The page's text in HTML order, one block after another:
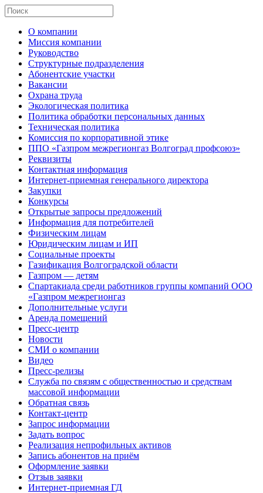
О компании
Миссия компании
Руководство
Структурные подразделения
Абонентские участки
Вакансии
Охрана труда
Экологическая политика
Политика обработки персональных данных
Техническая политика
Комиссия по корпоративной этике
ППО «Газпром межрегионгаз Волгоград профсоюз»
Реквизиты
Контактная информация
Интернет-приемная генерального директора
Закупки
Конкурсы
Открытые запросы предложений
Информация для потребителей
Физическим лицам
Юридическим лицам и ИП
Социальные проекты
Газификация Волгоградской области
Газпром — детям
Спартакиада среди работников группы компаний ООО
«Газпром межрегионгаз
Дополнительные услуги
Аренда помещений
Пресс-центр
Новости
СМИ о компании
Видео
Пресс-релизы
Служба по связям с общественностью и средствам
массовой информации
Обратная связь
Контакт-центр
Запрос информации
Задать вопрос
Реализация непрофильных активов
Запись абонентов на приём
Оформление заявки
Отзыв заявки
Интернет-приемная ГД